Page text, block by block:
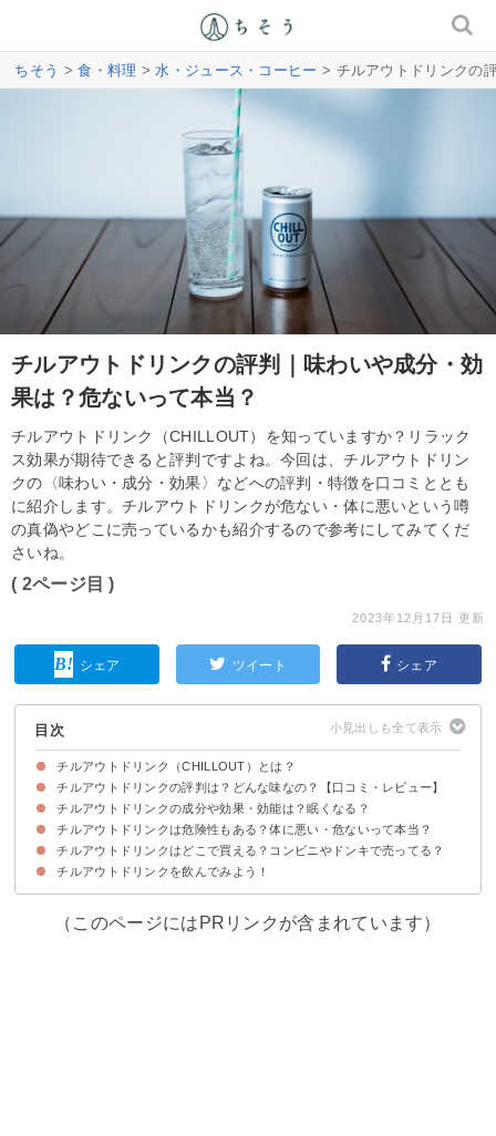
ちそう >食・料理 >水・ジュース・コーヒー > チルアウトドリンクの
チルアウトドリンクの評判｜味わいや成分・効
果は？危ないって本当？
チルアウトドリンク（CHILLOUT）を知っていますか？リラック
ス効果が期待できると評判ですよね。今回は、チルアウトドリン
クの〈味わい・成分・効果〉などへの評判・特徴を口コミととも
に紹介します。チルアウトドリンクが危ない・体に悪いという噂
の真偽やどこに売っているかも紹介するので参考にしてみてくだ
さいね。
( 2ページ目 )
2023年12月17日 更新
シェア ツイート シェア
目次
チルアウトドリンク（CHILLOUT）とは？
チルアウトドリンクは「リラックス」を目的としたドリンク
チルアウトドリンクとエナジードリンクの違い
チルアウトドリンクの評判は？どんな味なの？【口コミ・レビュー】
チルアウトドリンクの味わい・風味の特徴
チルアウトドリンクを美味しいと感じる人の口コミ
チルアウトドリンクをまずいと感じる人の口コミ
チルアウトドリンクの成分や効果・効能は？眠くなる？
チルアウトドリンクにはリラックス効果が期待できる
チルアウトドリンクに眠くなる成分は入っていない
チルアウトドリンクは危険性もある？体に悪い・危ないって本当？
飲み過ぎによる糖尿病や認知能力の危険性がある
チルアウトドリンクはどこで買える？コンビニやドンキで売ってる？
チルアウトドリンクを飲んでみよう！
（このページにはPRリンクが含まれています）